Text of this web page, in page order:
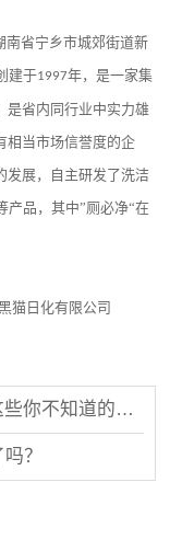
南省宁乡市城郊街道新
建于1997年，是一家集
是省内同行业中实力雄
相当市场信誉度的企
发展，自主研发了洗洁
产品，其中”厕必净“在
猫日化有限公司
上一篇：生活小妙招，了解洗洁精这些你不知道的妙用
？